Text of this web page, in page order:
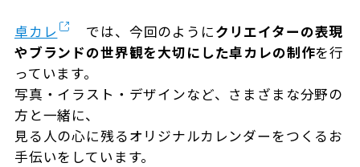
卓カレ では、今回のようにクリエイターの表現
やブランドの世界観を大切にした卓カレの制作を行
っています。
写真・イラスト・デザインなど、さまざまな分野の
方と一緒に、
見る人の心に残るオリジナルカレンダーをつくるお
手伝いをしています。